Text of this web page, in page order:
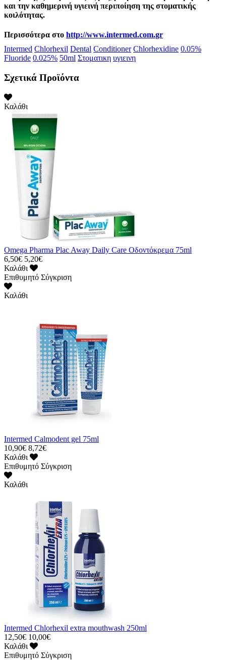
και την καθημερινή υγιεινή περιποίηση της στοματικής
κοιλότητας.
Περισσότερα στο http://www.intermed.com.gr
Intermed Chlorhexil Dental Conditioner Chlorhexidine 0.05%
Fluoride 0.025% 50ml Στοματικη υγιεινη
Σχετικά Προϊόντα
Καλάθι
Omega Pharma Plac Away Daily Care Οδοντόκρεμα 75ml
6,50€ 5,20€
Καλάθι
Επιθυμητό Σύγκριση
Καλάθι
Intermed Calmodent gel 75ml
10,90€ 8,72€
Καλάθι
Επιθυμητό Σύγκριση
Καλάθι
Intermed Chlorhexil extra mouthwash 250ml
12,50€ 10,00€
Καλάθι
Επιθυμητό Σύγκριση